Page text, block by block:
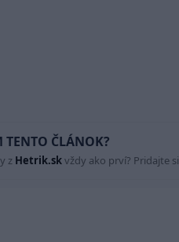
TENTO ČLÁNOK?
z Hetrik.skvždy ako prví? Pridajte